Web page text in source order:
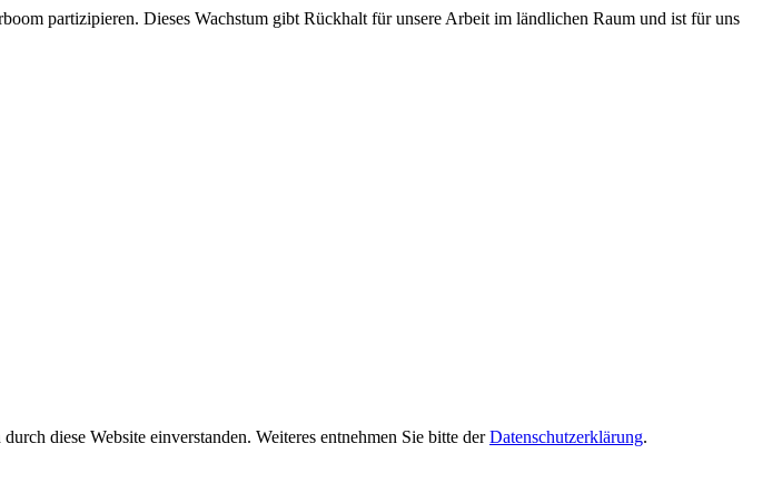
partizipieren. Dieses Wachstum gibt Rückhalt für unsere Arbeit im ländlichen Raum und ist für uns
diese Website einverstanden. Weiteres entnehmen Sie bitte derDatenschutzerklärung.